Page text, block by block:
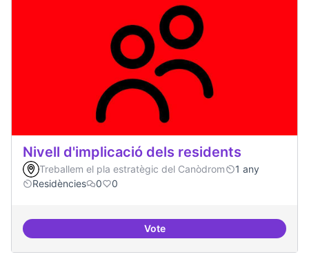
Nivell d'implicació dels residents
Treballem el pla estratègic del Canòdrom
1 any
Residències
0 0
VoteNivell d'implicació dels residents